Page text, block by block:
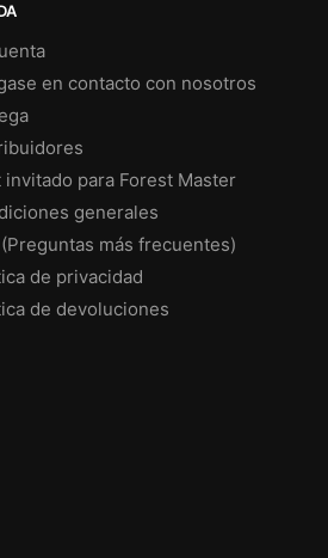
en contacto con nosotros
invitado para Forest Master
generales
(Preguntas más frecuentes)
de privacidad
de devoluciones